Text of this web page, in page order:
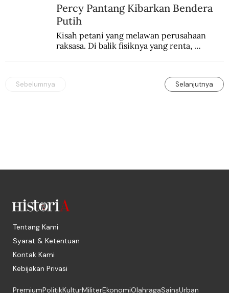
Percy Pantang Kibarkan Bendera
Putih
Kisah petani yang melawan perusahaan
raksasa. Di balik fisiknya yang renta,
Sebelumnya Selanjutnya
Tentang Kami
Syarat & Ketentuan
Kontak Kami
Kebijakan Privasi
PremiumPolitikKulturMiliterEkonomiOlahragaSainsUrban